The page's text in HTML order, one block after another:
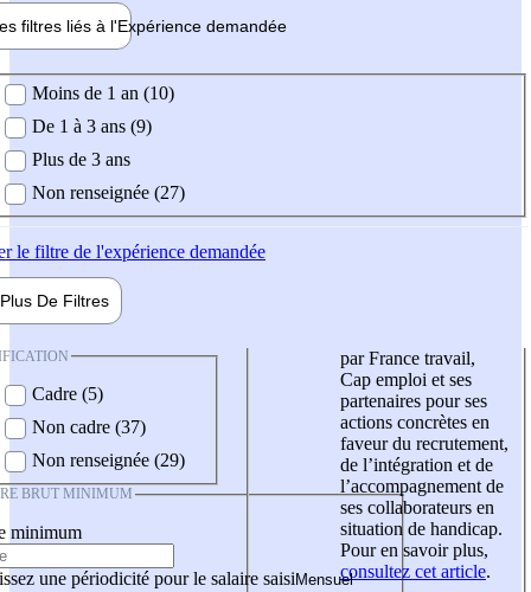
filtres liés à l'Expérience demandée
demandée
Moins de 1 an (10)
De 1 à 3 ans (9)
Plus de 3 ans
Non renseignée (27)
le filtre de l'expérience demandée
Plus De Filtres
Cadre (5)
Non cadre (37)
Non renseignée (29)
BRUT MINIMUM
minimum
une périodicité pour le salaire saisi
par France travail,
Cap emploi et ses
partenaires pour ses
actions concrètes en
faveur du recrutement,
de l’intégration et de
l’accompagnement de
ses collaborateurs en
situation de handicap.
Pour en savoir plus,
consultez cet article.